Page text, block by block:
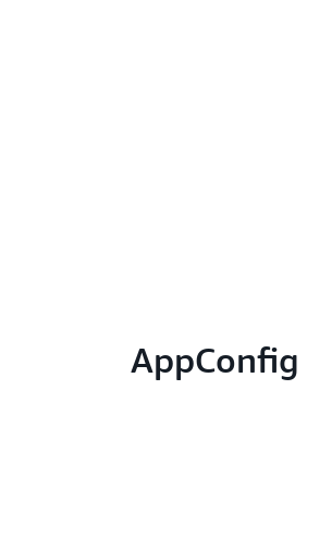
AppConfig